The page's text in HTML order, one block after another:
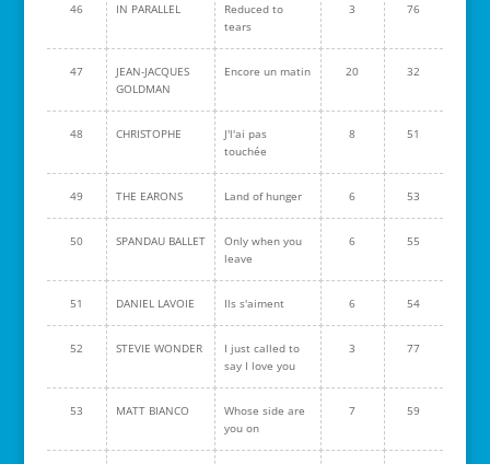
46 IN PARALLEL
Reduced to
tears
3 76
47
JEAN-JACQUES
GOLDMAN
Encore un matin 20 32
48 CHRISTOPHE
J'l'ai pas
touchée
8 51
49 THE EARONS Land of hunger 6 53
50 SPANDAU BALLET
Only when you
leave
6 55
51 DANIEL LAVOIE Ils s'aiment 6 54
52 STEVIE WONDER
I just called to
say I love you
3 77
53 MATT BIANCO
Whose side are
you on
7 59